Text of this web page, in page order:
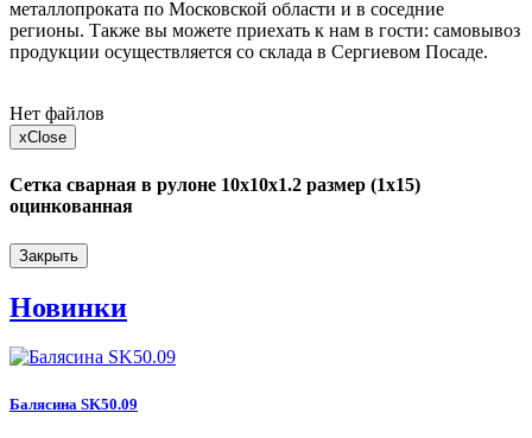
металлопроката по Московской области и в соседние
регионы. Также вы можете приехать к нам в гости: самовывоз
продукции осуществляется со склада в Сергиевом Посаде.
Нет файлов
xClose
Сетка сварная в рулоне 10х10х1.2 размер (1х15)
оцинкованная
Закрыть
Новинки
Балясина SK50.09